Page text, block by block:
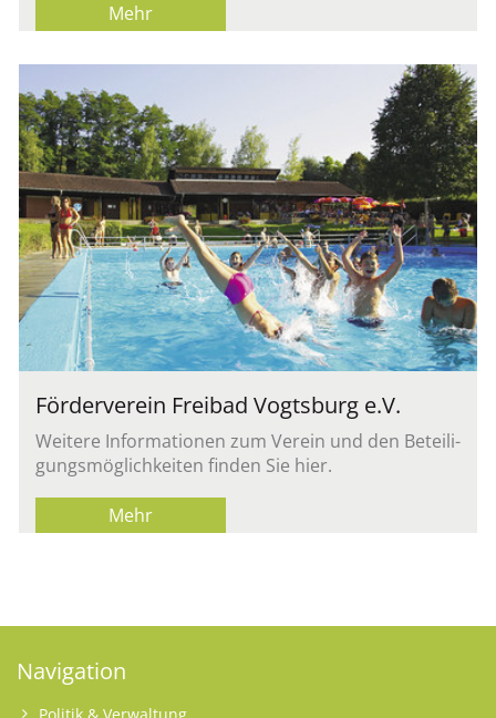
Mehr
För­der­ver­ein Frei­bad Vogts­burg e.V.
Wei­te­re In­for­ma­tio­nen zum Ver­ein und den Be­tei­li­
gungs­mög­lich­kei­ten fin­den Sie hier.
Mehr
Navigation